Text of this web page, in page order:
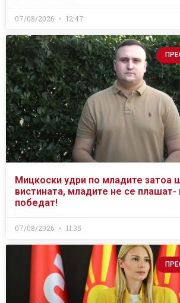
07/08/2026 12:47
Мицкоски удри по младите затоа
вистината, младите не се плашат-
победат!
07/08/2026 11:35